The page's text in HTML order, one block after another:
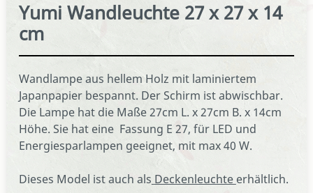
Yumi Wandleuchte 27 x 27 x 14
cm
Wandlampe aus hellem Holz mit laminiertem
Japanpapier bespannt. Der Schirm ist abwischbar.
Die Lampe hat die Maße 27cm L. x 27cm B. x 14cm
Höhe. Sie hat eine Fassung E 27, für LED und
Energiesparlampen geeignet, mit max 40 W.
Dieses Model ist auch als Deckenleuchte erhältlich.